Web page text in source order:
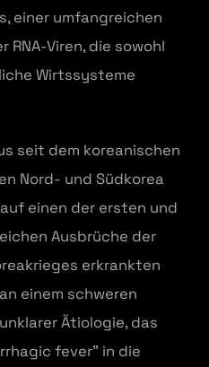
einer umfangreichen
Viren, die sowohl
Wirtssysteme
seit dem koreanischen
Nord- und Südkorea
einen der ersten und
Ausbrüche der
erkrankten
einem schweren
Ätiologie, das
fever” in die